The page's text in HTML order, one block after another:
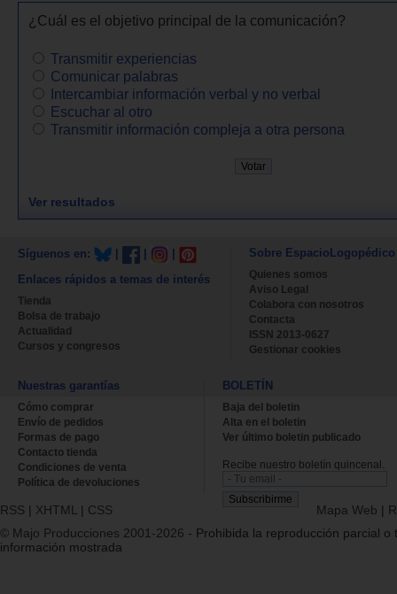
¿Cuál es el objetivo principal de la comunicación?
Transmitir experiencias
Comunicar palabras
Intercambiar información verbal y no verbal
Escuchar al otro
Transmitir información compleja a otra persona
Ver resultados
Síguenos en:
Enlaces rápidos a temas de interés
Tienda
Bolsa de trabajo
Actualidad
Cursos y congresos
Sobre EspacioLogopédico
Quienes somos
Aviso Legal
Colabora con nosotros
Contacta
ISSN 2013-0627
Gestionar cookies
Nuestras garantías
Cómo comprar
Envío de pedidos
Formas de pago
Contacto tienda
Condiciones de venta
Política de devoluciones
BOLETÍN
Baja del boletin
Alta en el boletin
Ver último boletin publicado
Recibe nuestro boletín quincenal.
RSS | XHTML | CSS Mapa Web |
© Majo Producciones 2001-2026 - Prohibida la reproducción parcial o
información mostrada